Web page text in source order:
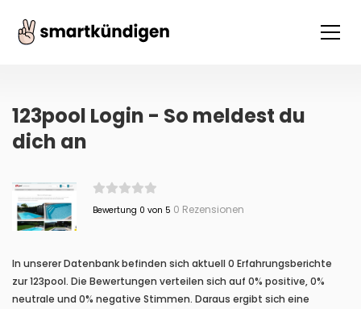
123pool Login - So meldest du
dich an
Bewertung 0 von 5 0 Rezensionen
In unserer Datenbank befinden sich aktuell 0 Erfahrungsberichte
zur 123pool. Die Bewertungen verteilen sich auf 0% positive, 0%
neutrale und 0% negative Stimmen. Daraus ergibt sich eine